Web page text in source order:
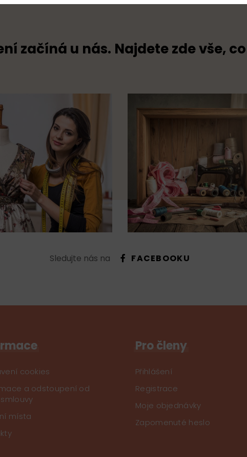
začíná u nás. Najdete zde vše,
Sledujte nás na FACEBOOKU
cookies
a odstoupení od
místa
Pro členy
Přihlášení
Registrace
Moje objednávky
Zapomenuté heslo